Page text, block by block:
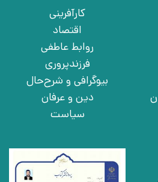
کارآفرینی
اقتصاد
روابط عاطفی
فرزندپروری
بیوگرافی و شرح‌حال
دین و عرفان
سیاست